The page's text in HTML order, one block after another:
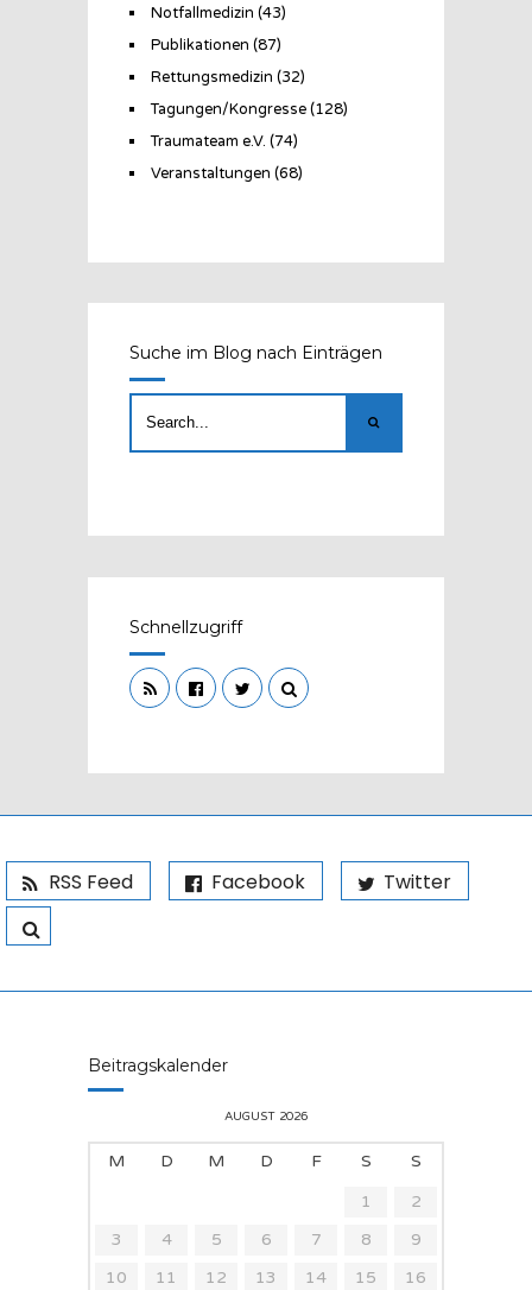
Notfallmedizin (43)
Publikationen (87)
Rettungsmedizin (32)
Tagungen/Kongresse(128)
Traumateam e.V. (74)
Veranstaltungen (68)
Suche im Blog nach Einträgen
Schnellzugriff
RSS Feed Facebook Twitter
Beitragskalender
AUGUST 2026
M D M D F S
S
1
2
3
4 5 6 7 8
9
10
11 12 13 14 15 16